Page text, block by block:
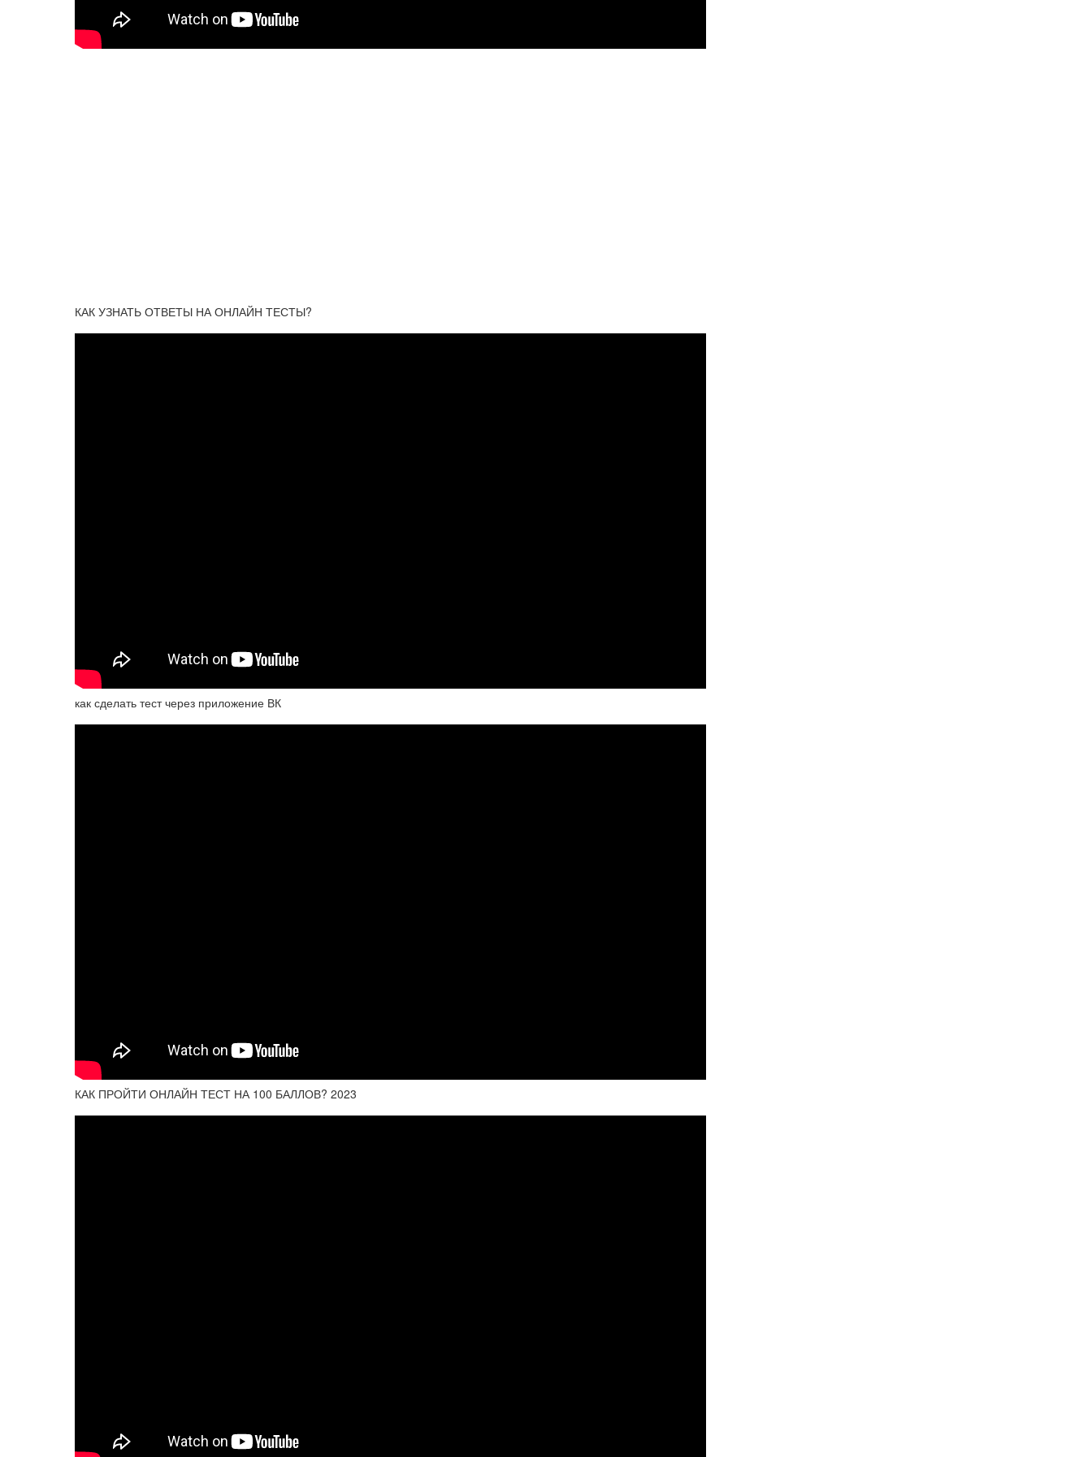
КАК УЗНАТЬ ОТВЕТЫ НА ОНЛАЙН ТЕСТЫ?
как сделать тест через приложение ВК
КАК ПРОЙТИ ОНЛАЙН ТЕСТ НА 100 БАЛЛОВ? 2023